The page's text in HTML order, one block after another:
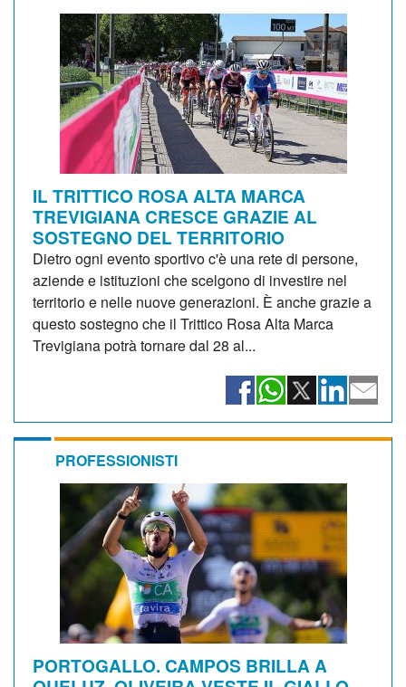
IL TRITTICO ROSA ALTA MARCA
TREVIGIANA CRESCE GRAZIE AL
SOSTEGNO DEL TERRITORIO
Dietro ogni evento sportivo c'è una rete di persone,
aziende e istituzioni che scelgono di investire nel
territorio e nelle nuove generazioni. È anche grazie a
questo sostegno che il Trittico Rosa Alta Marca
Trevigiana potrà tornare dal 28 al...
PROFESSIONISTI
PORTOGALLO. CAMPOS BRILLA A